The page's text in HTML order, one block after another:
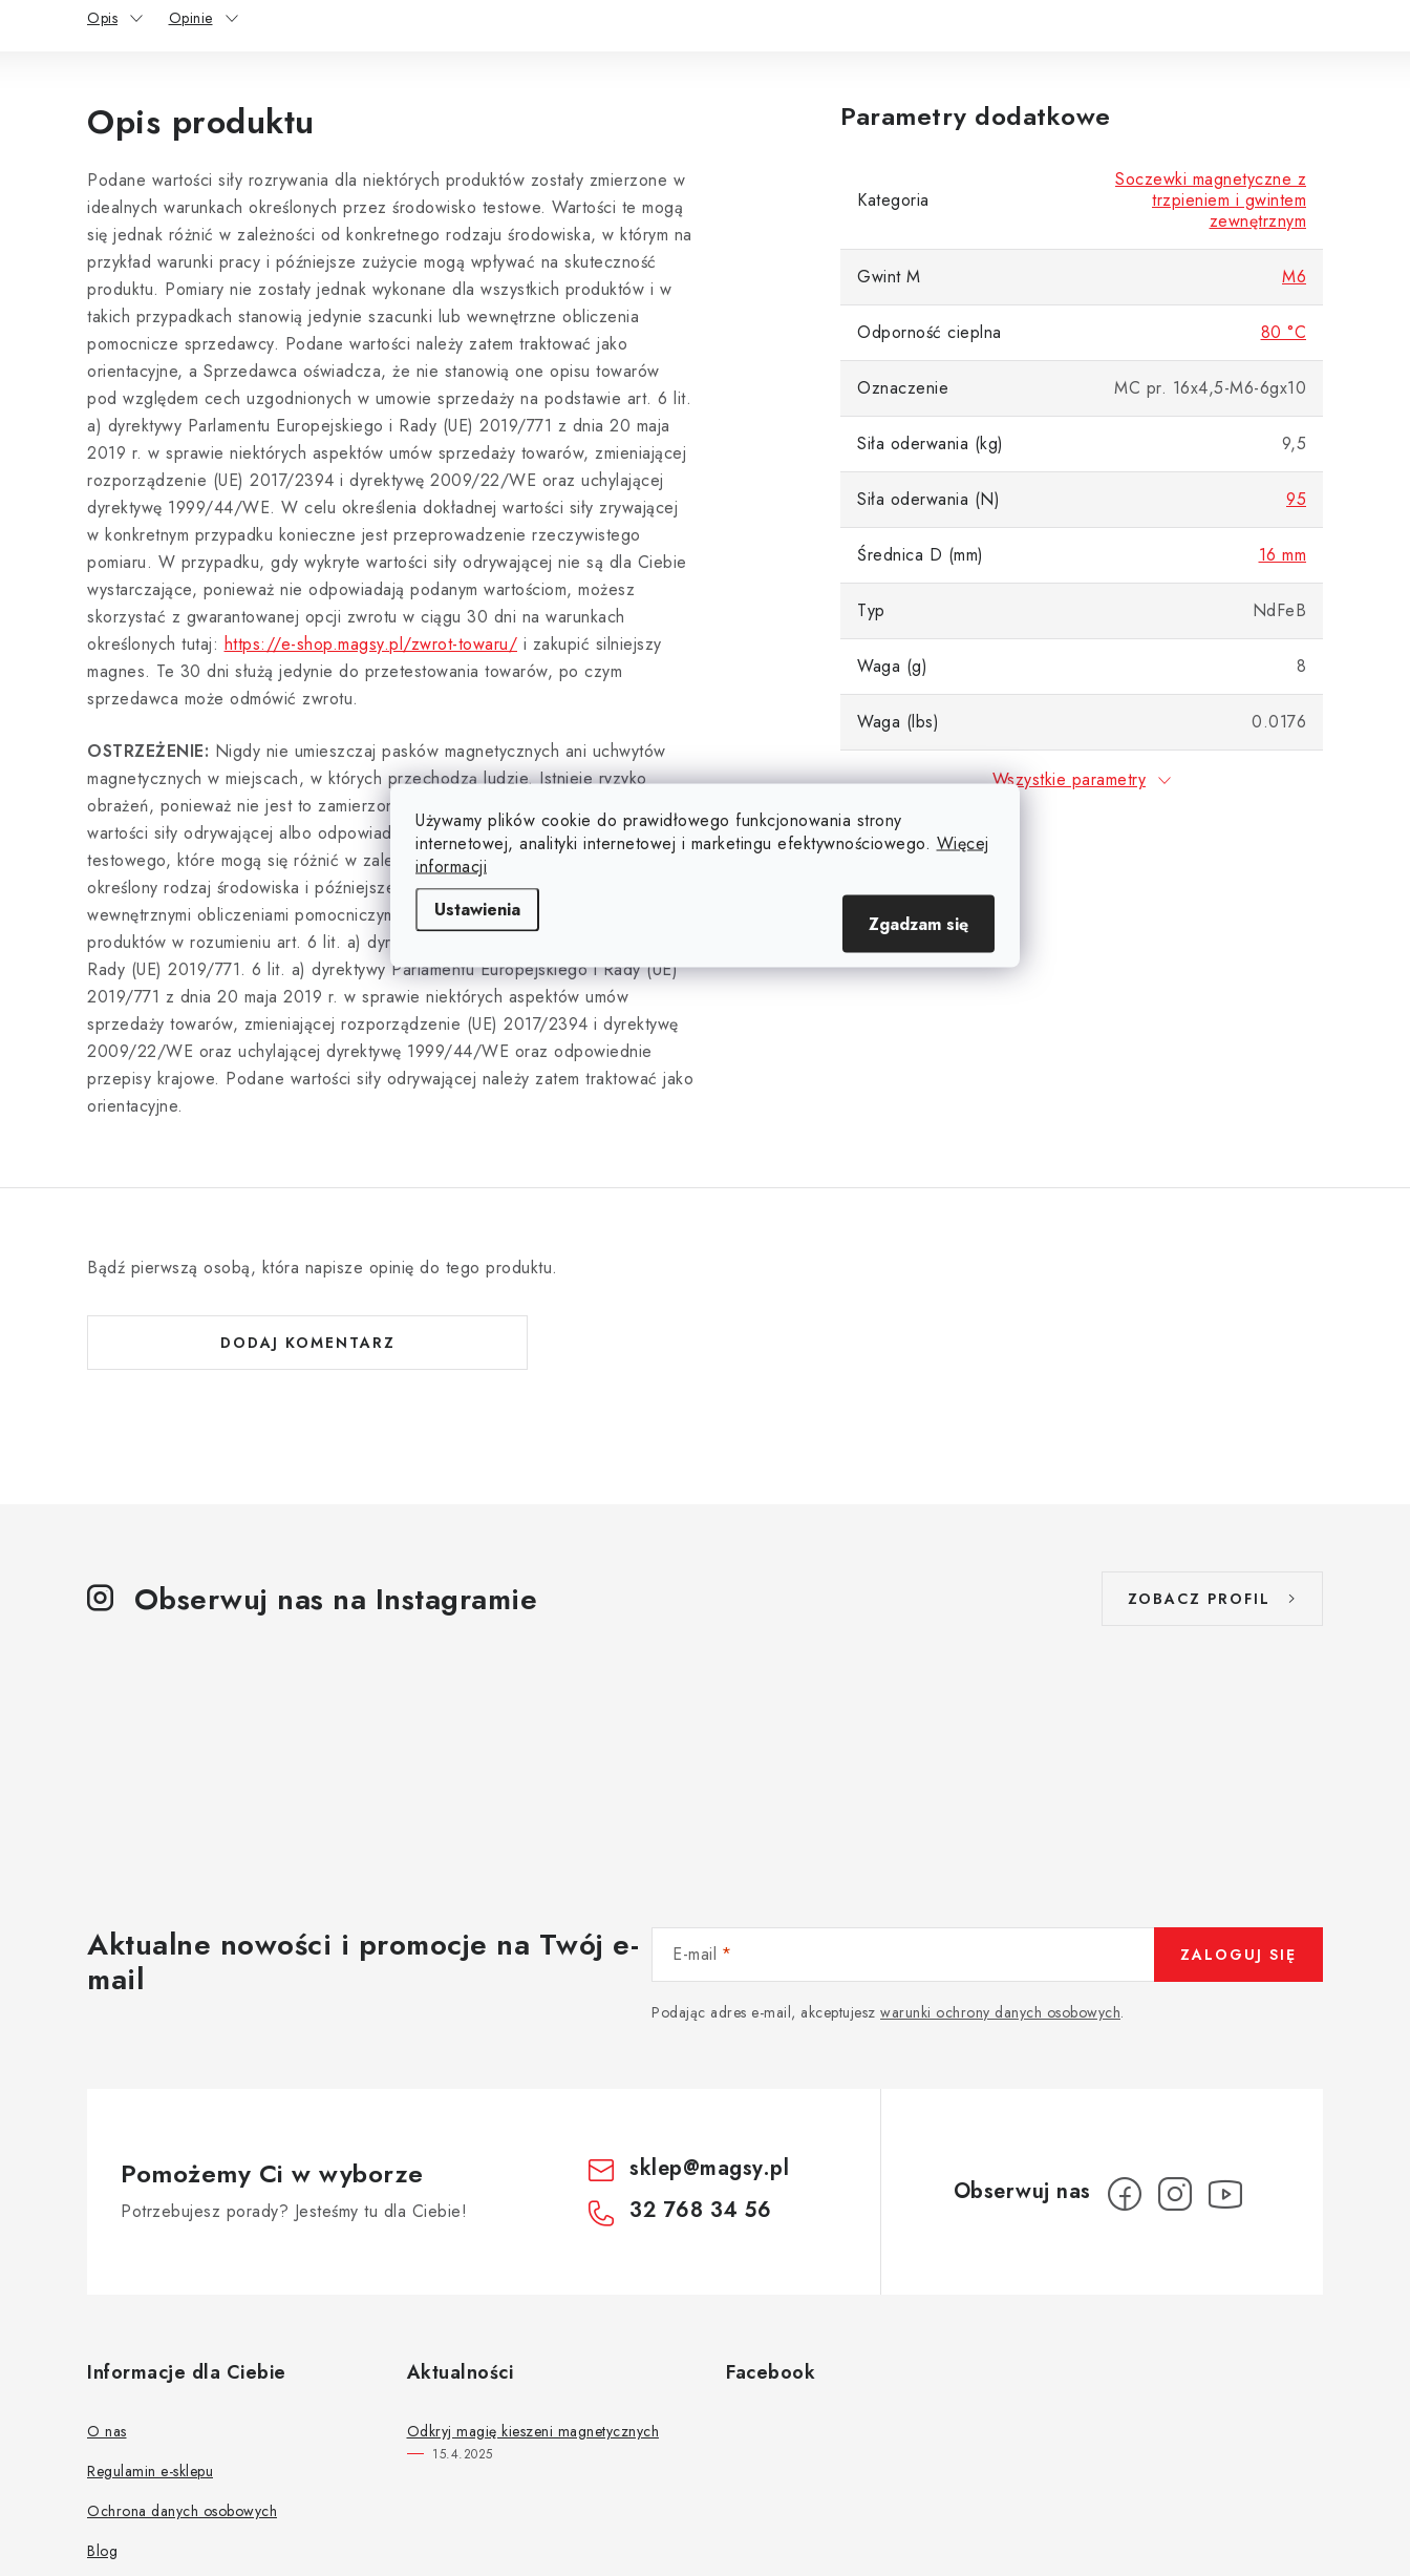
Używamy plików cookie do prawidłowego funkcjonowania strony
internetowej, analityki internetowej i marketingu efektywnościowego. Więcej
informacji
Ustawienia
Zgadzam się
Opis Opinie
Opis produktu
Podane wartości siły rozrywania dla niektórych produktów zostały zmierzone w
idealnych warunkach określonych przez środowisko testowe. Wartości te mogą
się jednak różnić w zależności od konkretnego rodzaju środowiska, w którym na
przykład warunki pracy i późniejsze zużycie mogą wpływać na skuteczność
produktu. Pomiary nie zostały jednak wykonane dla wszystkich produktów i w
takich przypadkach stanowią jedynie szacunki lub wewnętrzne obliczenia
pomocnicze sprzedawcy. Podane wartości należy zatem traktować jako
orientacyjne, a Sprzedawca oświadcza, że nie stanowią one opisu towarów
pod względem cech uzgodnionych w umowie sprzedaży na podstawie art. 6 lit.
a) dyrektywy Parlamentu Europejskiego i Rady (UE) 2019/771 z dnia 20 maja
2019 r. w sprawie niektórych aspektów umów sprzedaży towarów, zmieniającej
rozporządzenie (UE) 2017/2394 i dyrektywę 2009/22/WE oraz uchylającej
dyrektywę 1999/44/WE. W celu określenia dokładnej wartości siły zrywającej
w konkretnym przypadku konieczne jest przeprowadzenie rzeczywistego
pomiaru. W przypadku, gdy wykryte wartości siły odrywającej nie są dla Ciebie
wystarczające, ponieważ nie odpowiadają podanym wartościom, możesz
skorzystać z gwarantowanej opcji zwrotu w ciągu 30 dni na warunkach
określonych tutaj: https://e-shop.magsy.pl/zwrot-towaru/ i zakupić silniejszy
magnes. Te 30 dni służą jedynie do przetestowania towarów, po czym
sprzedawca może odmówić zwrotu.
OSTRZEŻENIE: Nigdy nie umieszczaj pasków magnetycznych ani uchwytów
magnetycznych w miejscach, w których przechodzą ludzie. Istnieje ryzyko
obrażeń, ponieważ nie jest to zamierzone przeznaczenie produktu. Podane
wartości siły odrywającej albo odpowiadają idealnym warunkom środowiska
testowego, które mogą się różnić w zależności od kilku czynników, takich jak
określony rodzaj środowiska i późniejsze zużycie, albo są szacunkami lub
wewnętrznymi obliczeniami pomocniczymi sprzedawcy, ale nie są opisami
produktów w rozumieniu art. 6 lit. a) dyrektywy Parlamentu Europejskiego i
Rady (UE) 2019/771. 6 lit. a) dyrektywy Parlamentu Europejskiego i Rady (UE)
2019/771 z dnia 20 maja 2019 r. w sprawie niektórych aspektów umów
sprzedaży towarów, zmieniającej rozporządzenie (UE) 2017/2394 i dyrektywę
2009/22/WE oraz uchylającej dyrektywę 1999/44/WE oraz odpowiednie
przepisy krajowe. Podane wartości siły odrywającej należy zatem traktować jako
orientacyjne.
Parametry dodatkowe
Kategoria
Soczewki magnetyczne z
trzpieniem i gwintem
zewnętrznym
Gwint M M6
Odporność cieplna 80 °C
Oznaczenie MC pr. 16x4,5-M6-6gx10
Siła oderwania (kg) 9,5
Siła oderwania (N) 95
Średnica D (mm) 16 mm
Typ NdFeB
Waga (g) 8
Waga (lbs) 0.0176
Wszystkie parametry
Bądź pierwszą osobą, która napisze opinię do tego produktu.
DODAJ KOMENTARZ
Obserwuj nas na Instagramie ZOBACZ PROFIL
Aktualne nowości i promocje na Twój e-
mail
E-mail
Podając adres e-mail, akceptujesz warunki ochrony danych osobowych.
ZALOGUJ SIĘ
Pomożemy Ci w wyborze
Potrzebujesz porady? Jesteśmy tu dla Ciebie!
sklep@magsy.pl
32 768 34 56
Informacje dla Ciebie
O nas
Regulamin e-sklepu
Ochrona danych osobowych
Blog
Aktualności
Odkryj magię kieszeni magnetycznych
15.4.2025
Facebook